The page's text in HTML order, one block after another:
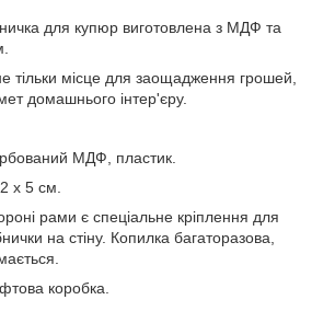
для купюр виготовлена з МДФ та
тільки місце для заощадження грошей,
домашнього інтер'єру.
МДФ, пластик.
х 5 см.
рами є спеціальне кріплення для
на стіну. Копилка багаторазова,
коробка.